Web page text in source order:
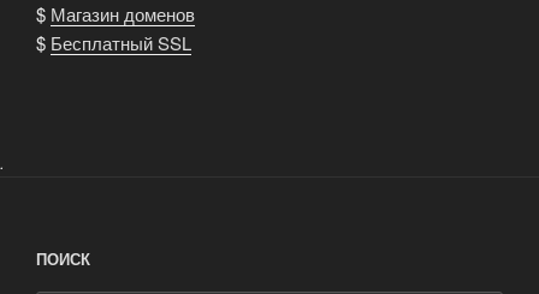
$ Магазин доменов
$ Бесплатный SSL
.
ПОИСК